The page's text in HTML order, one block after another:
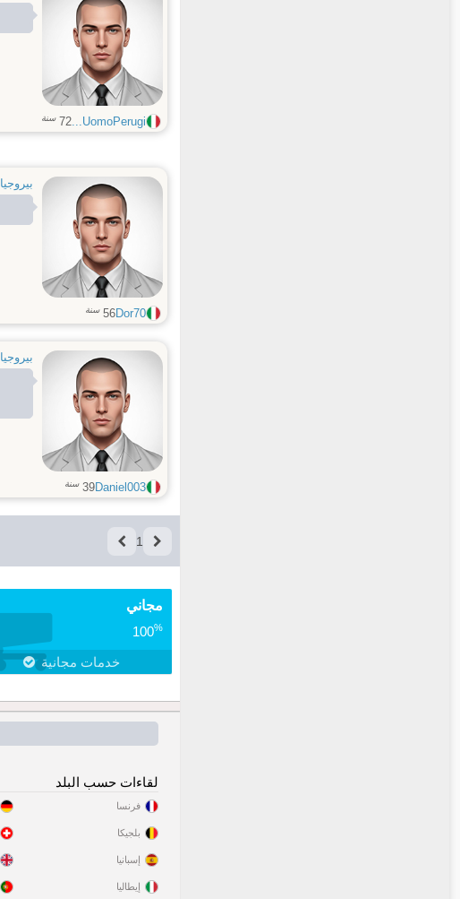
UomoPerugi...
72 سنة
بيروجيا
Dor70
56 سنة
بيروجيا
Daniel003
39 سنة
1
مجاني
100%
خدمات مجانية
لقاءات حسب البلد
فرنسا
بلجيكا
إسبانيا
إيطاليا